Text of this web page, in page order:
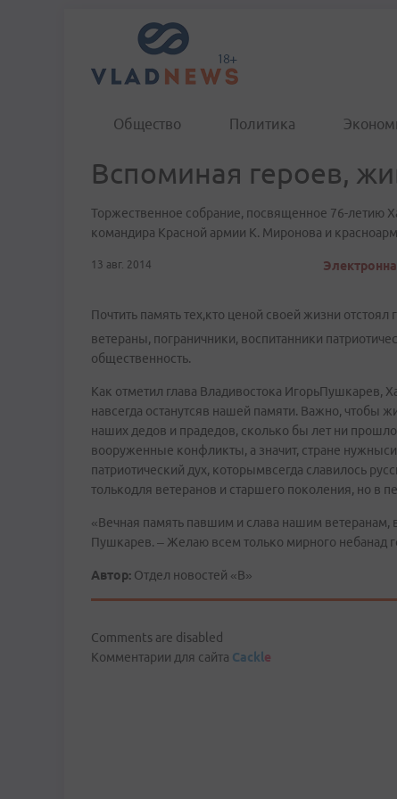
Общество Политика
Вспоминая героев,
Торжественное собрание, посвященное 76-летию
командира Красной армии К. Миронова и
13 авг. 2014
Почтить память тех,кто ценой своей жизни
ветераны, пограничники, воспитанники
общественность.
Как отметил глава Владивостока ИгорьПушкарев,
навсегда останутсяв нашей памяти. Важно, чтобы
наших дедов и прадедов, сколько бы лет ни
вооруженные конфликты, а значит, стране
патриотический дух, которымвсегда славилось
толькодля ветеранов и старшего поколения, но в
«Вечная память павшим и слава нашим
Пушкарев. – Желаю всем только мирного небанад
Автор: Отдел новостей «В»
Comments are disabled
Комментарии для сайта Cackle